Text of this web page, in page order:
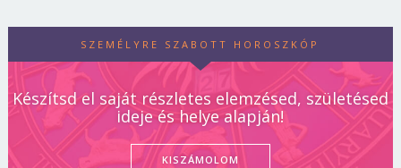
SZEMÉLYRE SZABOTT HOROSZKÓP
Készítsd el saját részletes elemzésed, születésed
ideje és helye alapján!
KISZÁMOLOM